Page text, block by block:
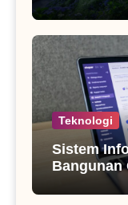
Teknologi
Sistem
Bangunan